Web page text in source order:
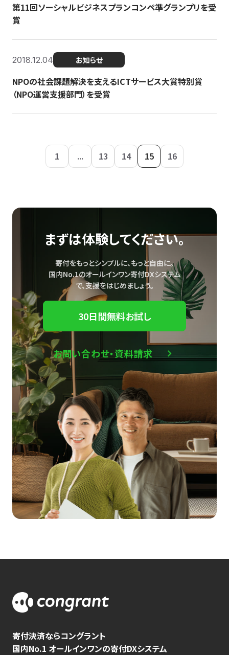
第11回ソーシャルビジネスプランコンペ準グランプリを受
賞
2018.12.04 お知らせ
NPOの社会課題解決を支えるICTサービス大賞特別賞
（NPO運営支援部門）を受賞
1 ... 13 14 15 16
まずは体験してください。
寄付をもっとシンプルに、もっと自由に。
国内No.1のオールインワン寄付DXシステム
で、支援をはじめましょう。
30日間無料お試し
お問い合わせ・資料請求
寄付決済ならコングラント
国内No.1 オールインワンの寄付DXシステム